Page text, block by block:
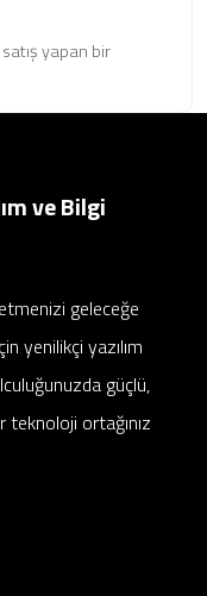
yapan bir
ve Bilgi
geleceğe
yenilikçi yazılım
güçlü,
teknoloji ortağınız